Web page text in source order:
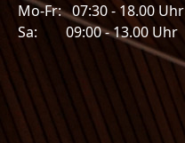
Mo-Fr: 07:30 - 18.00 Uhr
Sa: 09:00 - 13.00 Uhr